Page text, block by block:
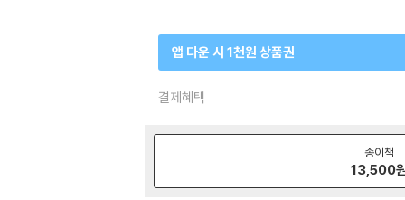
앱 다운 시 1천원 상품권
결제혜택
종이책
13,500